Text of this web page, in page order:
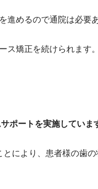
進めるので通院は必要
ス矯正を続けられます
ポートを実施していま
により、患者様の歯